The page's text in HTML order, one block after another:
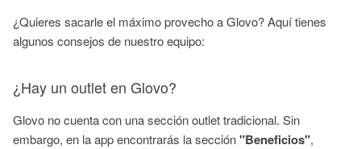
¿Quieres sacarle el máximo provecho a Glovo? Aquí tienes
algunos consejos de nuestro equipo:
¿Hay un outlet en Glovo?
Glovo no cuenta con una sección outlet tradicional. Sin
embargo, en la app encontrarás la sección"Beneficios",